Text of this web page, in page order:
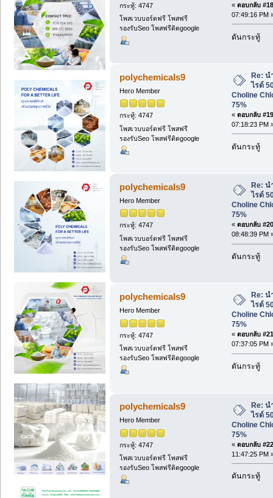
กระทู้: 4747
โพสเวบบอร์ดฟรี โพสฟรี
รองรับSeo โพสฟรีติดgoogle
« ตอบกลับ
07:49:16 PM
ดันกระทู้
polychemicals9
Hero Member
กระทู้: 4747
โพสเวบบอร์ดฟรี โพสฟรี
รองรับSeo โพสฟรีติดgoogle
Re: น
ไรด์
Choline
75%
« ตอบกลับ
07:18:23 PM
ดันกระทู้
polychemicals9
Hero Member
กระทู้: 4747
โพสเวบบอร์ดฟรี โพสฟรี
รองรับSeo โพสฟรีติดgoogle
Re: น
ไรด์
Choline
75%
« ตอบกลับ
08:48:39 PM
ดันกระทู้
polychemicals9
Hero Member
กระทู้: 4747
โพสเวบบอร์ดฟรี โพสฟรี
รองรับSeo โพสฟรีติดgoogle
Re: น
ไรด์
Choline
75%
« ตอบกลับ
07:37:05 PM
ดันกระทู้
polychemicals9
Hero Member
กระทู้: 4747
โพสเวบบอร์ดฟรี โพสฟรี
รองรับSeo โพสฟรีติดgoogle
Re: น
ไรด์
Choline
75%
« ตอบกลับ
11:47:25 PM
ดันกระทู้